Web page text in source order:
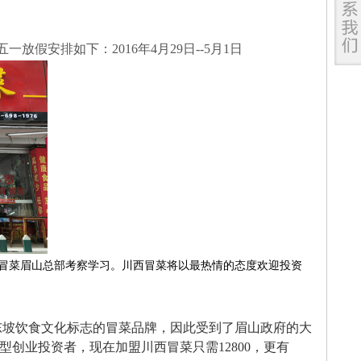
一放假安排如下：2016年4月29日--5月1日
菜眉山总部考察学习。川西冒菜将以最热情的态度欢迎投资
饮食文化标志的冒菜品牌，因此受到了眉山政府的大
创业投资者，现在加盟川西冒菜只需12800，更有